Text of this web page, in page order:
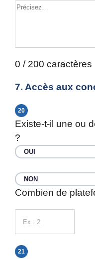
0 / 200 caractères
7. Accès aux
20
Existe-t-il une ou
?
OUI
NON
Combien de
21